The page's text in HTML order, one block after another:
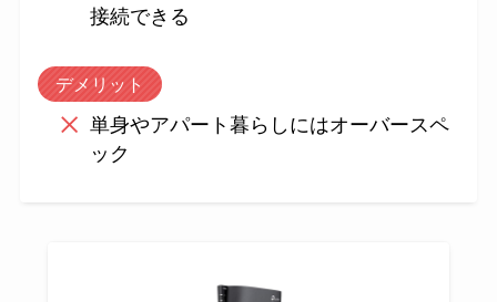
接続できる
デメリット
単身やアパート暮らしにはオーバースペ
ック